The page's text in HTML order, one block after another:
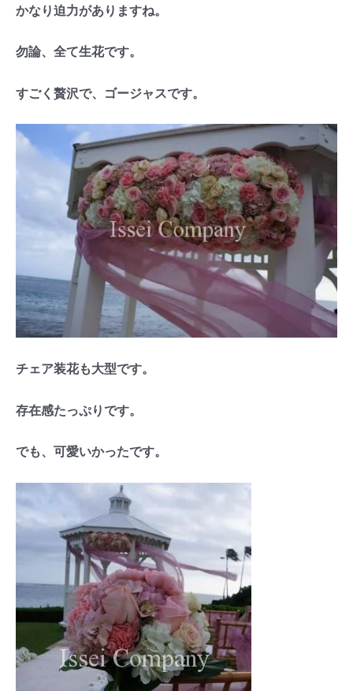
かなり迫力がありますね。
勿論、全て生花です。
すごく贅沢で、ゴージャスです。
チェア装花も大型です。
存在感たっぷりです。
でも、可愛いかったです。